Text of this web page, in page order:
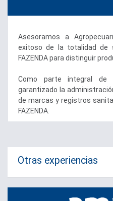
Asesoramos a
exitoso de la totalidad de
FAZENDA para distinguir
Como parte integral de
garantizado la
de marcas y registros
FAZENDA.
Otras experiencias